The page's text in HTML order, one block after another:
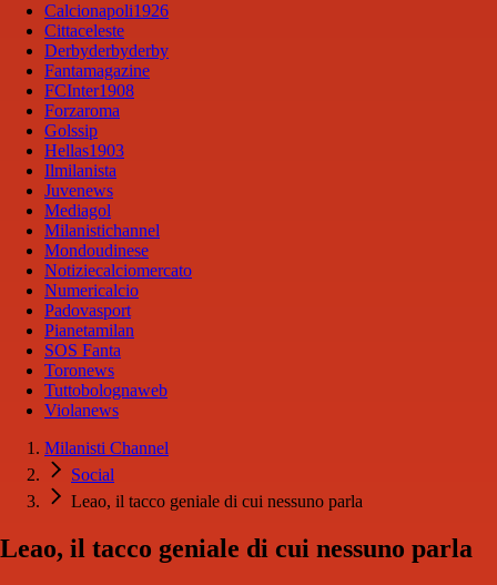
Calcionapoli1926
Cittaceleste
Derbyderbyderby
Fantamagazine
FCInter1908
Forzaroma
Golssip
Hellas1903
Ilmilanista
Juvenews
Mediagol
Milanistichannel
Mondoudinese
Notiziecalciomercato
Numericalcio
Padovasport
Pianetamilan
SOS Fanta
Toronews
Tuttobolognaweb
Violanews
Milanisti Channel
Social
Leao, il tacco geniale di cui nessuno parla
Leao, il tacco geniale di cui nessuno parla